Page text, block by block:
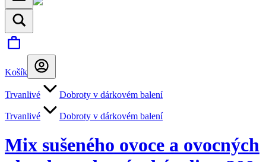
Košík
Trvanlivé Dobroty v dárkovém balení
Trvanlivé Dobroty v dárkovém balení
Mix sušeného ovoce a ovocných